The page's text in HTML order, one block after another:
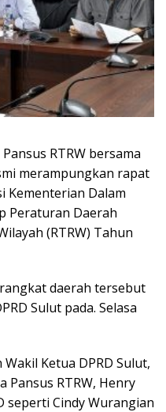
Pansus RTRW bersama
merampungkan rapat
Kementerian Dalam
Peraturan Daerah
(RTRW) Tahun
daerah tersebut
Sulut pada. Selasa
Ketua DPRD Sulut,
Pansus RTRW, Henry
seperti Cindy Wurangian